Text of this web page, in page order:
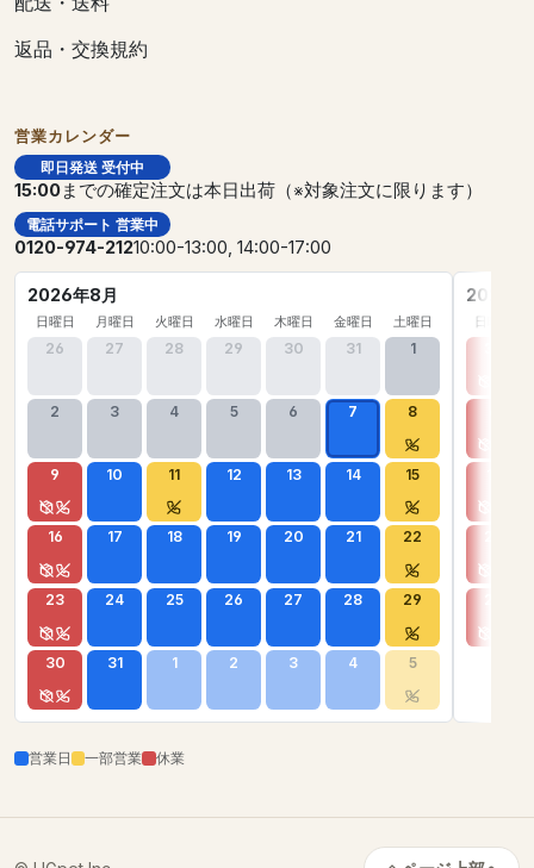
返品・交換規約
営業カレンダー
即日発送 受付中
15:00までの確定注文は本日出荷（※対象注文に限ります）
電話サポート 営業中
0120-974-21210:00-13:00, 14:00-17:00
2026年8月
日曜日 月曜日 火曜日 水曜日 木曜日 金曜日 土曜日
26 27 28 29 30 31 1
2 3 4 5 6 7 8
9 10 11 12 13 14 15
16 17 18 19 20 21 22
23 24 25 26 27 28 29
30 31 1 2 3 4 5
2026年
日曜日
営業日 一部営業 休業